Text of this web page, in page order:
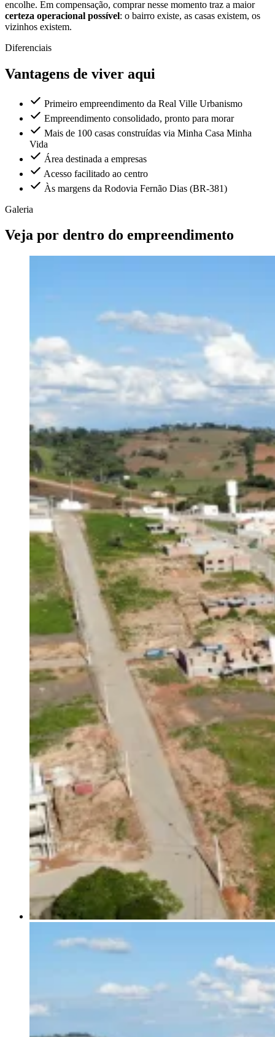
encolhe. Em compensação, comprar nesse momento traz a maior
certeza operacional possível: o bairro existe, as casas existem, os
vizinhos existem.
Diferenciais
Vantagens de viver aqui
Primeiro empreendimento da Real Ville Urbanismo
Empreendimento consolidado, pronto para morar
Mais de 100 casas construídas via Minha Casa Minha
Vida
Área destinada a empresas
Acesso facilitado ao centro
Às margens da Rodovia Fernão Dias (BR-381)
Galeria
Veja por dentro do empreendimento